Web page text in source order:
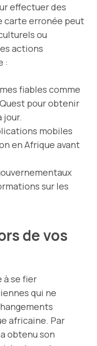
effectuer des
carte erronée peut
ou
actions
:
fiables comme
pour obtenir
jour.
mobiles
en Afrique avant
sur les
de vos
à se fier
qui ne
africaine. Par
obtenu son